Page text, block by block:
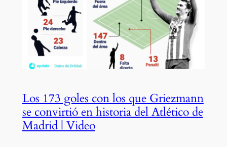
Los 173 goles con los que Griezmann
se convirtió en historia del Atlético de
Madrid | Video